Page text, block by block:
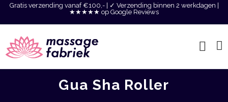
Gratis verzending vanaf €100,- | ✓ Verzending binnen 2 werkdagen |
★★★★★ op Google Reviews
Gua Sha Roller